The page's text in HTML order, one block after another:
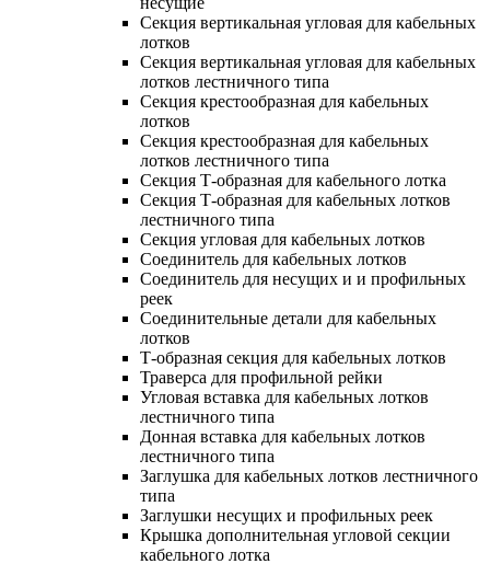
Секция вертикальная угловая для кабельных
лотков
Секция вертикальная угловая для кабельных
лотков лестничного типа
Секция крестообразная для кабельных
лотков
Секция крестообразная для кабельных
лотков лестничного типа
Секция Т-образная для кабельного лотка
Секция Т-образная для кабельных лотков
лестничного типа
Секция угловая для кабельных лотков
Соединитель для кабельных лотков
Соединитель для несущих и и профильных
реек
Соединительные детали для кабельных
лотков
Т-образная секция для кабельных лотков
Траверса для профильной рейки
Угловая вставка для кабельных лотков
лестничного типа
Донная вставка для кабельных лотков
лестничного типа
Заглушка для кабельных лотков лестничного
типа
Заглушки несущих и профильных реек
Крышка дополнительная угловой секции
кабельного лотка